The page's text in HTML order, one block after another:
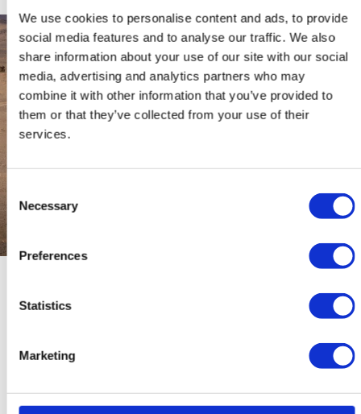
We use cookies to personalise content and ads, to provide
social media features and to analyse our traffic. We also
share information about your use of our site with our social
media, advertising and analytics partners who may
combine it with other information that you’ve provided to
them or that they’ve collected from your use of their
services.
Selection
Necessary
Preferences
Statistics
Marketing
eine Auswahl unserer
Projekte